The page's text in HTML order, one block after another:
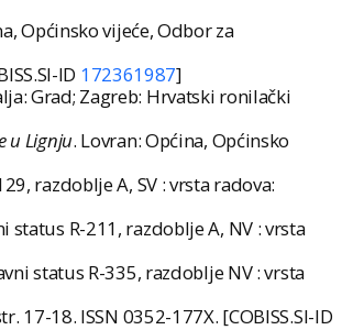
Općinsko vijeće, Odbor za
ID 172361987]
Grad; Zagreb: Hrvatski ronilački
u Lignju. Lovran: Općina, Općinsko
razdoblje A, SV : vrsta radova:
status R-211, razdoblje A, NV : vrsta
status R-335, razdoblje NV : vrsta
17-18. ISSN 0352-177X. [COBISS.SI-ID